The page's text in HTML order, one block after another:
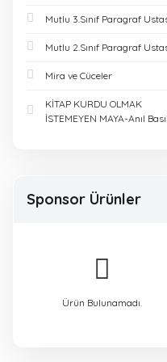
KÖŞEBİLGİ YAYINLARI
KRONOMETRE
YAYINLARI (1)
PLE YAYINLARI (1)
SONUÇ YAYINLARI (1)
Mutlu 3.Sınıf Paragraf
Mutlu 2.Sınıf Paragraf
Mira ve Cüceler
KİTAP KURDU OLMAK
İSTEMEYEN MAYA-Anıl
Sponsor Ürünler
Ürün Bulunamadı.